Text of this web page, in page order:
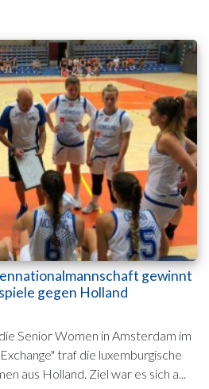
gewinnt
gegen Holland
Senior Women in Amsterdam im
traf die luxemburgische
aus Holland. Ziel war es sich a...